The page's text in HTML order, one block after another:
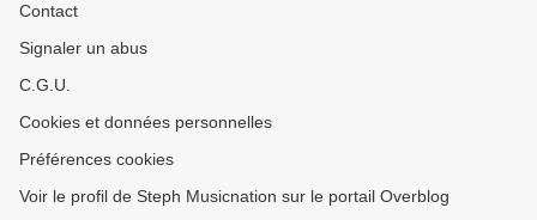
Contact
Signaler un abus
C.G.U.
Cookies et données personnelles
Préférences cookies
Voir le profil de Steph Musicnation sur le portail Overblog